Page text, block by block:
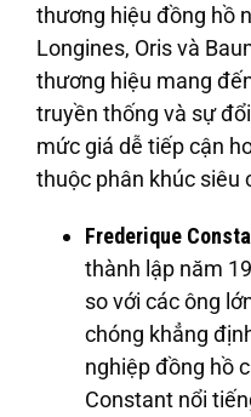
thương hiệu đồng hồ
Longines, Orisvà
thương hiệu mang
truyền thống và sự
mức giá dễ tiếp cận
thuộc phân khúc siêu
Frederique
thành lập năm
so với các ông
chóng khẳng
nghiệp đồng hồ
Constant nổi